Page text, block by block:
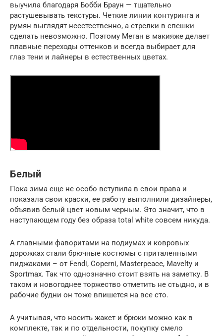
выучила благодаря Бобби Браун — тщательно
растушевывать текстуры. Четкие линии контуринга и
румян выглядят неестественно, а стрелки в спешки
сделать невозможно. Поэтому Меган в макияже делает
плавные переходы оттенков и всегда выбирает для
глаз тени и лайнеры в естественных цветах.
Белый
Пока зима еще не особо вступила в свои права и
показала свои краски, ее работу выполнили дизайнеры,
объявив белый цвет новым черным. Это значит, что в
наступающем году без образа total white совсем никуда.
А главными фаворитами на подиумах и ковровых
дорожках стали брючные костюмы с приталенными
пиджаками – от Fendi, Coperni, Masterpeace, Mavelty и
Sportmax. Так что однозначно стоит взять на заметку. В
таком и новогоднее торжество отметить не стыдно, и в
рабочие будни он тоже впишется на все сто.
А учитывая, что носить жакет и брюки можно как в
комплекте, так и по отдельности, покупку смело